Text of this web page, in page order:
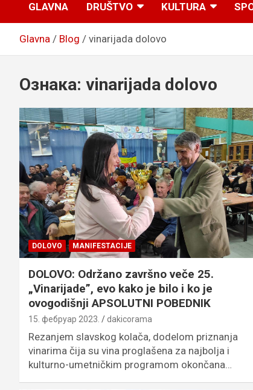
GLAVNA DRUŠTVO KULTURA
Glavna Blog vinarijada dolovo
Ознака: vinarijada dolovo
DOLOVO MANIFESTACIJE
DOLOVO: Održano završno veče 25.
„Vinarijade”, evo kako je bilo i ko je
ovogodišnji APSOLUTNI POBEDNIK
15. фебруар 2023. dakicorama
Rezanjem slavskog kolača, dodelom priznanja
vinarima čija su vina proglašena za najbolja i
kulturno-umetničkim programom okončana…